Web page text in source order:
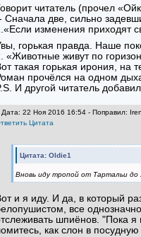
читатель (прочел
Сначала две, сильно
изменения приходят
горькая правда. Наше
«Животные живут по
такая горькая ирония, на
прочёлся на одном
И другой читатель
Дата: 22 Ноя 2016 16:54 - Поправил:
Цитата
Цитата: Oldie1
Вновь иду тропой от Тартальи
и я иду. И да, в который
все
шпиёнов. "Пока
как слон в